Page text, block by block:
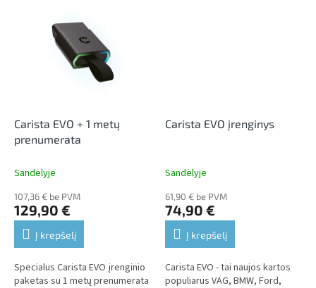
Carista EVO + 1 metų
prenumerata
Sandėlyje
107,36 € be PVM
129,90 €
Į krepšelį
Specialus Carista EVO įrenginio
paketas su 1 metų prenumerata
Carista EVO įrenginys
Sandėlyje
61,90 € be PVM
74,90 €
Į krepšelį
Carista EVO - tai naujos kartos
populiarus VAG, BMW, Ford,